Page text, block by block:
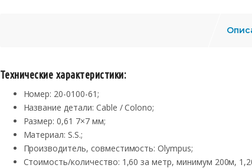
Технические характеристики:
Номер: 20-0100-61;
Название детали: Cable / Colono;
Размер: 0,61 7×7 мм;
Материал: S.S.;
Производитель, совместимость: Olympus;
Стоимость/количество: 1,60 за метр, минимум 200м,